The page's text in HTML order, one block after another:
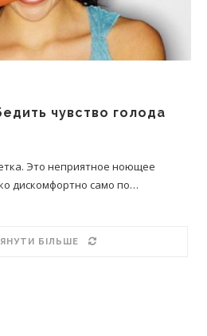
чувство голода
Это неприятное ноющее
дискомфортно само по…
БІЛЬШЕ